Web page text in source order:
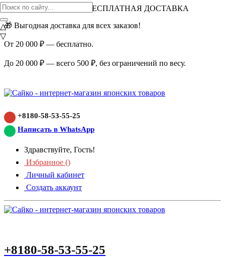
ВНИМАНИЕ АКЦИЯ!
БЕСПЛАТНАЯ ДОСТАВКА
🎁 Выгодная доставка для всех заказов!
От 20 000 ₽ — бесплатно.
До 20 000 ₽ — всего 500 ₽, без ограничений по весу.
+8180-58-53-55-25
Написать в WhatsApp
Здравствуйте, Гость!
Избранное ()
Личный кабинет
Создать аккаунт
+8180-58-53-55-25
△
▽